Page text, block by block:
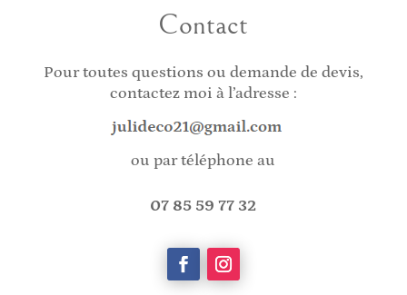
Contact
Pour toutes questions ou demande de devis,
contactez moi à l’adresse :
ou par téléphone au
07 85 59 77 32